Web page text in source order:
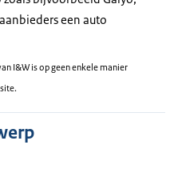
een auto
I&W is op geen enkele manier